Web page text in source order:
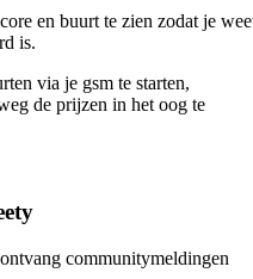
en buurt te zien zodat je
is.
via je gsm te starten,
de prijzen in het oog te
communitymeldingen